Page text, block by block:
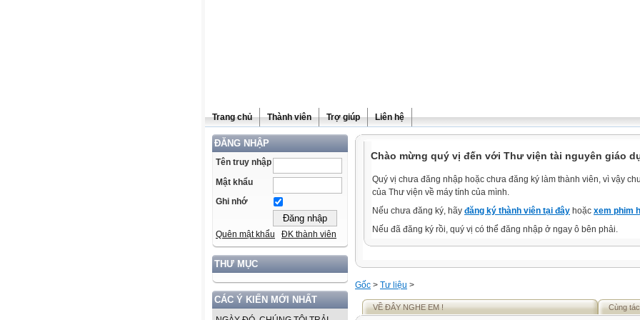
Trang chủ Thành viên Trợ giúp Liên hệ
ĐĂNG NHẬP
Tên truy nhập
Mật khẩu
Ghi nhớ
Quên mật khẩu ĐK thành viên
THƯ MỤC
CÁC Ý KIẾN MỚI NHẤT
Chào mừng quý vị đến với Thư viện tài nguyên giáo
Quý vị chưa đăng nhập hoặc chưa đăng ký làm thành viên, vì vậy
của Thư viện về máy tính của mình.
Nếu chưa đăng ký, hãy đăng ký thành viên tại đây hoặc xem phim
Nếu đã đăng ký rồi, quý vị có thể đăng nhập ở ngay ô bên phải.
Gốc > Tư liệu >
VỀ ĐÂY NGHE EM ! Cùng